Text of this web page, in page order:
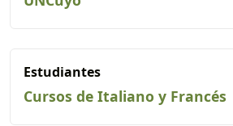
Estudiantes
Cursos de Italiano y Francés